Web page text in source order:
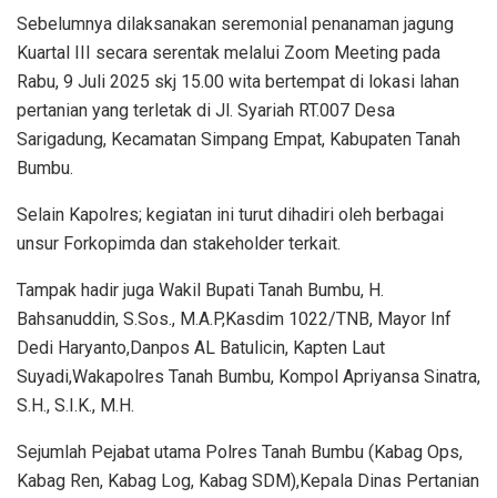
Sebelumnya dilaksanakan seremonial penanaman jagung
Kuartal III secara serentak melalui Zoom Meeting pada
Rabu, 9 Juli 2025 skj 15.00 wita bertempat di lokasi lahan
pertanian yang terletak di Jl. Syariah RT.007 Desa
Sarigadung, Kecamatan Simpang Empat, Kabupaten Tanah
Bumbu.
Selain Kapolres; kegiatan ini turut dihadiri oleh berbagai
unsur Forkopimda dan stakeholder terkait.
Tampak hadir juga Wakil Bupati Tanah Bumbu, H.
Bahsanuddin, S.Sos., M.A.P,Kasdim 1022/TNB, Mayor Inf
Dedi Haryanto,Danpos AL Batulicin, Kapten Laut
Suyadi,Wakapolres Tanah Bumbu, Kompol Apriyansa Sinatra,
S.H., S.I.K., M.H.
Sejumlah Pejabat utama Polres Tanah Bumbu (Kabag Ops,
Kabag Ren, Kabag Log, Kabag SDM),Kepala Dinas Pertanian